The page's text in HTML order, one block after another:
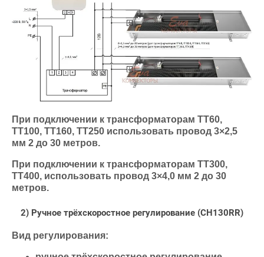
При подключении к трансформаторам ТТ60,
ТТ100, ТТ160, ТТ250 использовать провод 3×2,5
мм 2 до 30 метров.
При подключении к трансформаторам ТТ300,
ТТ400, использовать провод 3×4,0 мм 2 до 30
метров.
2) Ручное трёхскоростное регулирование (CH130RR)
Вид регулирования: